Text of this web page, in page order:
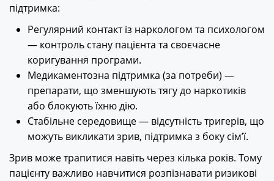
підтримка:
Регулярний контакт із наркологом та психологом
— контроль стану пацієнта та своєчасне
коригування програми.
Медикаментозна підтримка (за потреби) —
препарати, що зменшують тягу до наркотиків
або блокують їхню дію.
Стабільне середовище — відсутність тригерів, що
можуть викликати зрив, підтримка з боку сім’ї.
Зрив може трапитися навіть через кілька років. Тому
пацієнту важливо навчитися розпізнавати ризикові